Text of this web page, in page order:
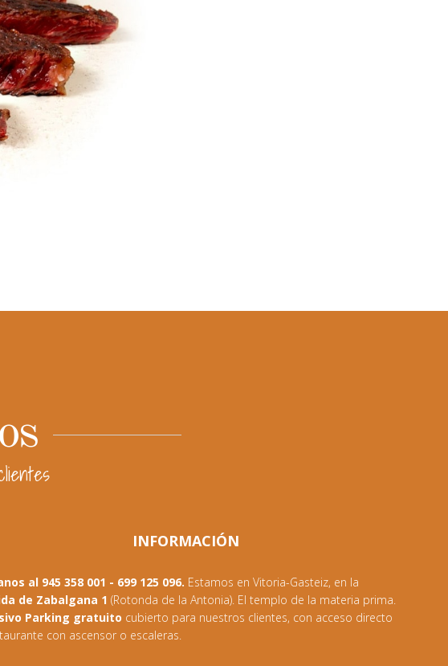
INFORMACIÓN
al 945 358 001 - 699 125 096. Estamos en Vitoria-Gasteiz, en la
de Zabalgana 1 (Rotonda de la Antonia). El templo de la materia prima.
Parking gratuito cubierto para nuestros clientes, con acceso directo
con ascensor o escaleras.